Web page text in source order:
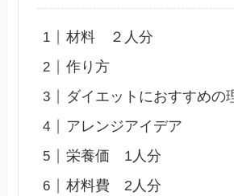
材料 ２人分
作り方
ダイエットにおすすめの
アレンジアイデア
栄養価 1人分
材料費 2人分